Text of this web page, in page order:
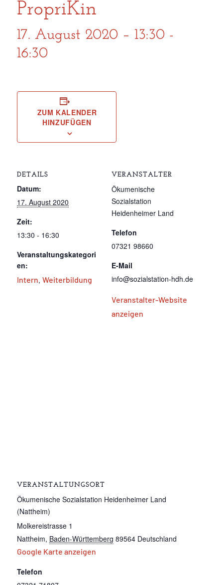
PropriKin
17. August 2020 – 13:30 -
16:30
ZUM KALENDER
HINZUFÜGEN
DETAILS
Datum:
17. August 2020
Zeit:
13:30 - 16:30
Veranstaltungskategori
en:
Intern,Weiterbildung
VERANSTALTER
Ökumenische
Sozialstation
Heidenheimer Land
Telefon
07321 98660
E-Mail
info@sozialstation-hdh.de
Veranstalter-Website
anzeigen
VERANSTALTUNGSORT
Ökumenische Sozialstation Heidenheimer Land
(Nattheim)
Molkereistrasse 1
Nattheim, Baden-Württemberg 89564 Deutschland
Google Karte anzeigen
Telefon